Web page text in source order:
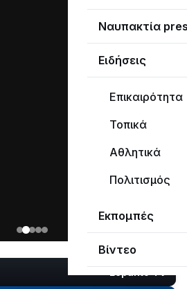
Ναυπακτία
Ειδήσεις
Επικαιρότητα
Τοπικά
Αθλητικά
Πολιτισμός
Εκπομπές
Βίντεο